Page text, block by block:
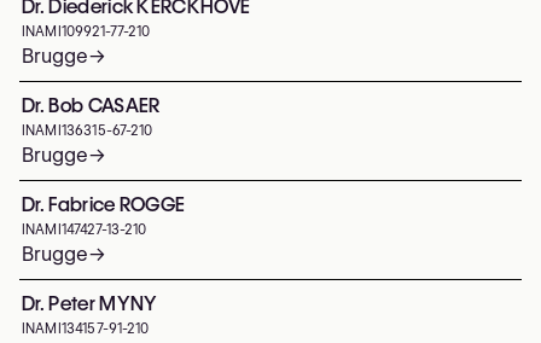
Dr. Diederick KERCKHOVE
INAMI 109921-77-210
Brugge→
Dr. Bob CASAER
INAMI 136315-67-210
Brugge→
Dr. Fabrice ROGGE
INAMI 147427-13-210
Brugge→
Dr. Peter MYNY
INAMI 134157-91-210